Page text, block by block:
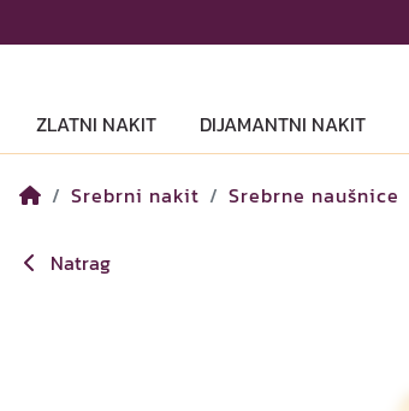
ZLATNI NAKIT
DIJAMANTNI NAKIT
Srebrni nakit Srebrne naušnice
Natrag